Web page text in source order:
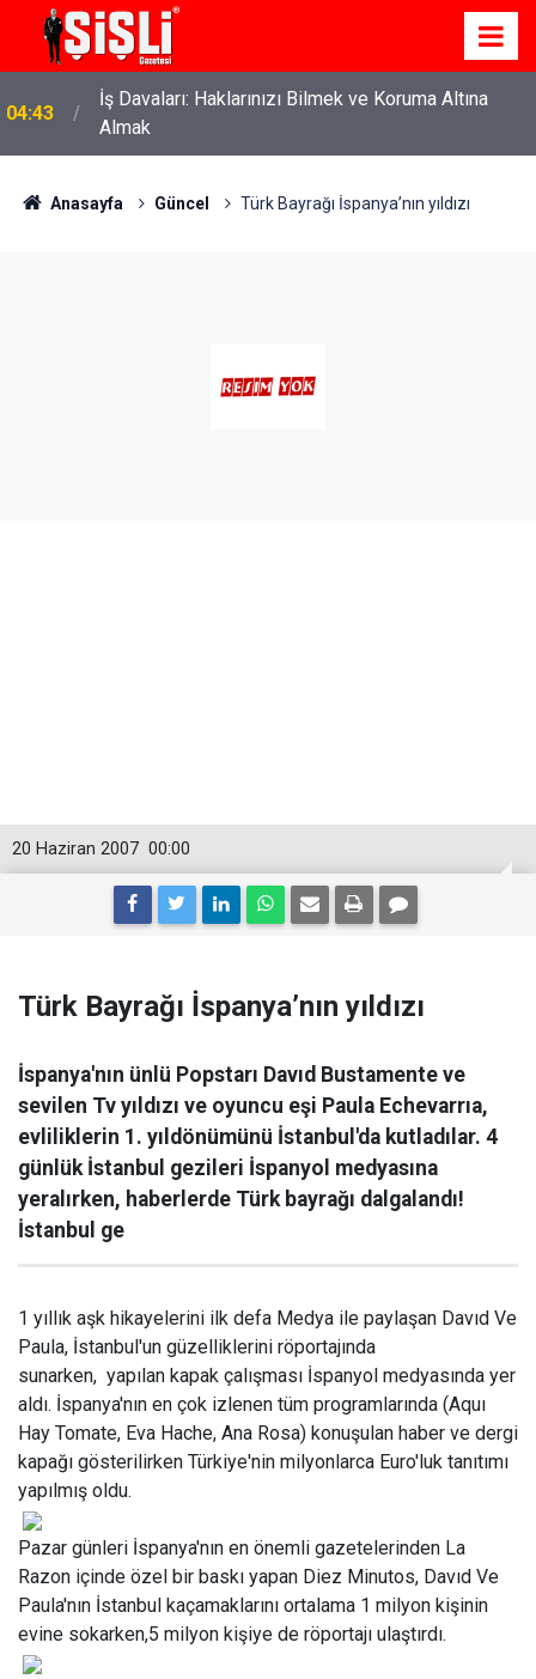
04:43
İş Davaları: Haklarınızı Bilmek ve Koruma Altına
Almak
Anasayfa Güncel Türk Bayrağı İspanya’nın yıldızı
00:00
20 Haziran 2007
Türk Bayrağı İspanya’nın yıldızı
İspanya'nın ünlü Popstarı Davıd Bustamente ve
sevilen Tv yıldızı ve oyuncu eşi Paula Echevarrıa,
evliliklerin 1. yıldönümünü İstanbul'da kutladılar. 4
günlük İstanbul gezileri İspanyol medyasına
yeralırken, haberlerde Türk bayrağı dalgalandı!
İstanbul ge
1 yıllık aşk hikayelerini ilk defa Medya ile paylaşan Davıd Ve
Paula, İstanbul'un güzelliklerini röportajında
sunarken, yapılan kapak çalışması İspanyol medyasında yer
aldı. İspanya'nın en çok izlenen tüm programlarında (Aquı
Hay Tomate, Eva Hache, Ana Rosa) konuşulan haber ve dergi
kapağı gösterilirken Türkiye'nin milyonlarca Euro'luk tanıtımı
yapılmış oldu.
Pazar günleri İspanya'nın en önemli gazetelerinden La
Razon içinde özel bir baskı yapan Diez Minutos, Davıd Ve
Paula'nın İstanbul kaçamaklarını ortalama 1 milyon kişinin
evine sokarken,5 milyon kişiye de röportajı ulaştırdı.